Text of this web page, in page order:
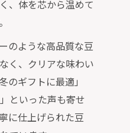
、体を芯から温めて
のような高品質な豆
く、クリアな味わい
のギフトに最適」
といった声も寄せ
に仕上げられた豆